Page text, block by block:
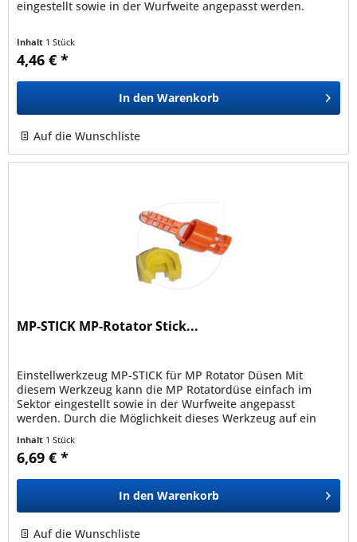
eingestellt sowie in der Wurfweite angepasst werden.
Inhalt 1 Stück
4,46 € *
In den Warenkorb
Auf die Wunschliste
MP-STICK MP-Rotator Stick...
Einstellwerkzeug MP-STICK für MP Rotator Düsen Mit
diesem Werkzeug kann die MP Rotatordüse einfach im
Sektor eingestellt sowie in der Wurfweite angepasst
werden. Durch die Möglichkeit dieses Werkzeug auf ein
Inhalt 1 Stück
6,69 € *
In den Warenkorb
Auf die Wunschliste